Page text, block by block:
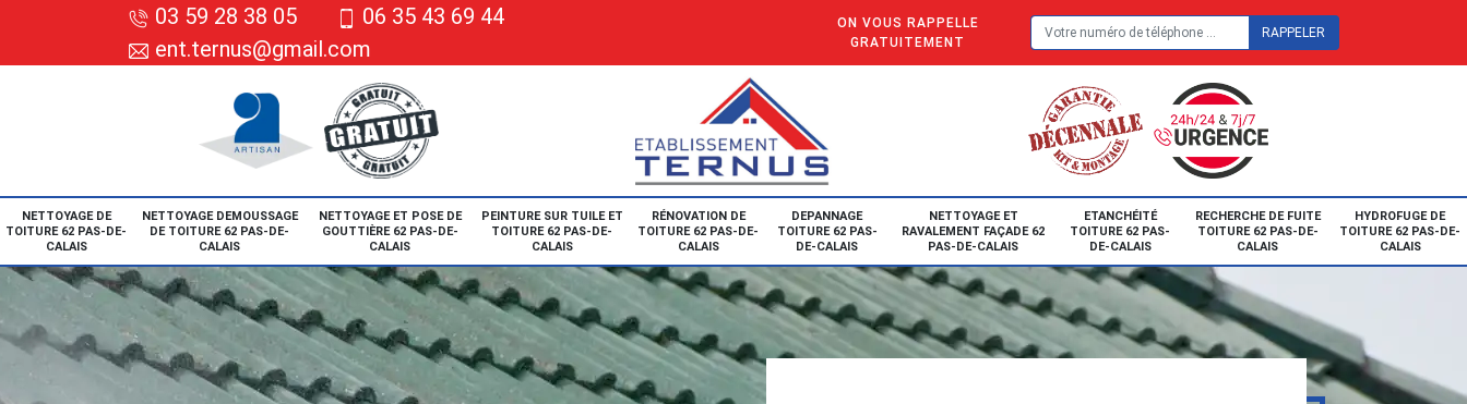
03 59 28 38 05
06 35 43 69 44
ent.ternus@gmail.com
ON VOUS RAPPELLE
GRATUITEMENT
NETTOYAGE DE
TOITURE 62 PAS-DE-
CALAIS
NETTOYAGE DEMOUSSAGE
DE TOITURE 62 PAS-DE-
CALAIS
NETTOYAGE ET POSE DE
GOUTTIÈRE 62 PAS-DE-
CALAIS
PEINTURE SUR TUILE ET
TOITURE 62 PAS-DE-
CALAIS
RÉNOVATION DE
TOITURE 62 PAS-DE-
CALAIS
DEPANNAGE
TOITURE 62 PAS-
DE-CALAIS
NETTOYAGE ET
RAVALEMENT FAÇADE 62
PAS-DE-CALAIS
ETANCHÉITÉ
TOITURE 62 PAS-
DE-CALAIS
RECHERCHE DE FUITE
TOITURE 62 PAS-DE-
CALAIS
HYDROFUGE DE
TOITURE 62 PAS-DE-
CALAIS